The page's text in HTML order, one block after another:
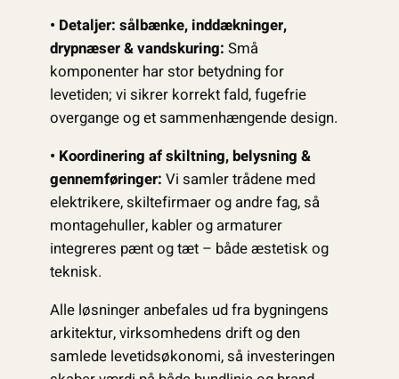
• Detaljer: sålbænke, inddækninger,
drypnæser & vandskuring: Små
komponenter har stor betydning for
levetiden; vi sikrer korrekt fald, fugefrie
overgange og et sammenhængende design.
• Koordinering af skiltning, belysning &
gennemføringer: Vi samler trådene med
elektrikere, skiltefirmaer og andre fag, så
montagehuller, kabler og armaturer
integreres pænt og tæt – både æstetisk og
teknisk.
Alle løsninger anbefales ud fra bygningens
arkitektur, virksomhedens drift og den
samlede levetidsøkonomi, så investeringen